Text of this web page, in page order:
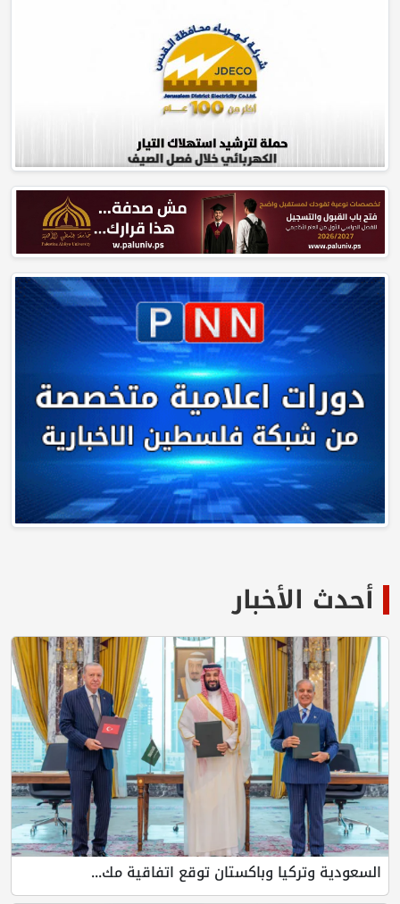
أحدث الأخبار
السعودية وتركيا وباكستان توقع اتفاقية مك...